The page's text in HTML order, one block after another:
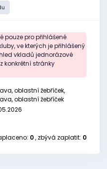
pouze pro přihlášené
ve kterých je přihlášený
vkladů jednorázové
konkrétní stránky
oblastní žebříček,
oblastní žebříček
0, zbývá zaplatit: 0